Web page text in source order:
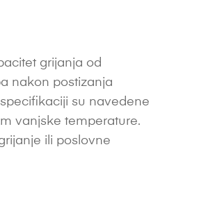
grijanja od
nakon postizanja
su navedene
vanjske temperature.
ili poslovne